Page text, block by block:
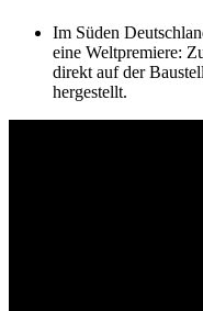
Im Süden
eine Weltpremiere:
direkt auf der
hergestellt.